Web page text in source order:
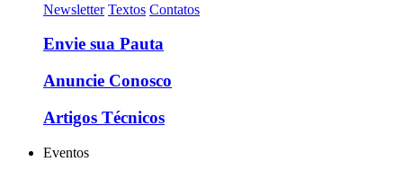
Newsletter Textos Contatos
Envie sua Pauta
Anuncie Conosco
Artigos Técnicos
Eventos